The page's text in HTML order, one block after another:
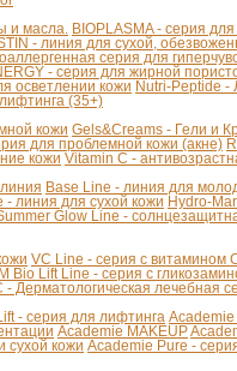
и масла. BIOPLASMA - серия
- линия для сухой,
серия для
- серия для жирной
осветлении кожи Nutri-Peptide -
(35+)
кожи Gels&Creams - Гели и
для проблемной кожи (акне)
кожи Vitamin C -
Base Line - линия для
- линия для сухой кожи Hydro-
Glow Line -
VC Line - серия с витамином
Bio Lift Line - cерия с
- Дерматологическая лечебная
- серия для лифтинга
Academie MAKEUP
сухой кожи Academie Pure -